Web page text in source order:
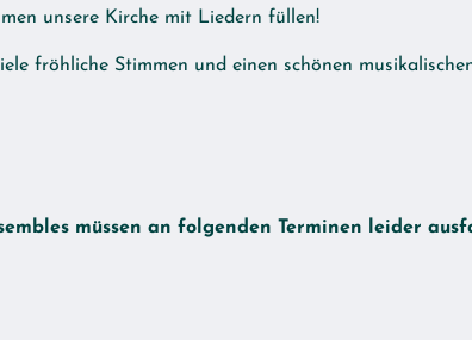
unsere Kirche mit Liedern füllen!
fröhliche Stimmen und einen schönen
müssen an folgenden Terminen leider